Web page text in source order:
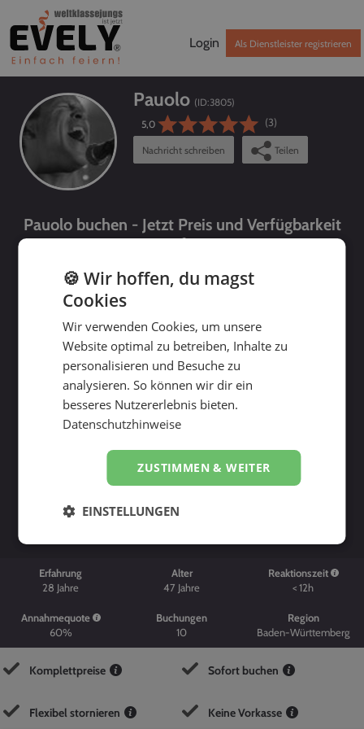
Login Als Dienstleister registrieren
Pauolo (ID:3805)
5,0
(3)
Nachricht schreiben Teilen
Pauolo buchen - Jetzt Preis und Verfügbarkeit
prüfen!
bis
Erfahrung
28 Jahre
Alter
47 Jahre
Reaktionszeit
< 12h
Annahmequote
60%
Buchungen
10
Region
Baden-Württemberg
Komplettpreise Sofort buchen
Flexibel stornieren Keine Vorkasse
🍪 Wir hoffen, du magst
Cookies
Wir verwenden Cookies, um unsere
Website optimal zu betreiben, Inhalte zu
personalisieren und Besuche zu
analysieren. So können wir dir ein
besseres Nutzererlebnis bieten.
Datenschutzhinweise
ZUSTIMMEN & WEITER
EINSTELLUNGEN